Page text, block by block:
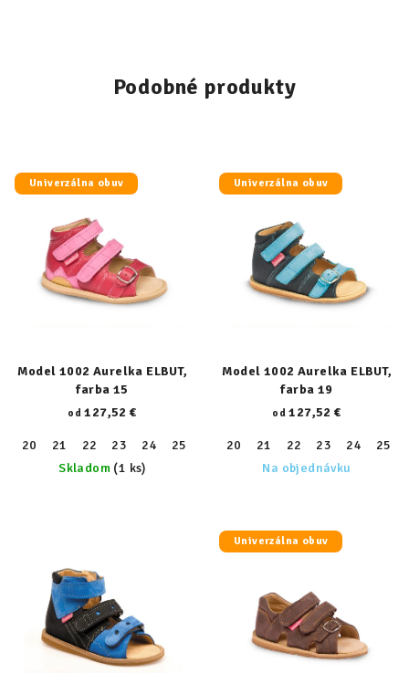
Podobné produkty
Univerzálna obuv
Model 1002 Aurelka ELBUT,
farba 15
od 127,52 €
20 21 22 23 24 25 27 28 29 30 31
32
Skladom (1 ks)
Univerzálna obuv
Model 1002 Aurelka ELBUT,
farba 19
od 127,52 €
20 21 22 23 24 25
Na objednávku
Univerzálna obuv